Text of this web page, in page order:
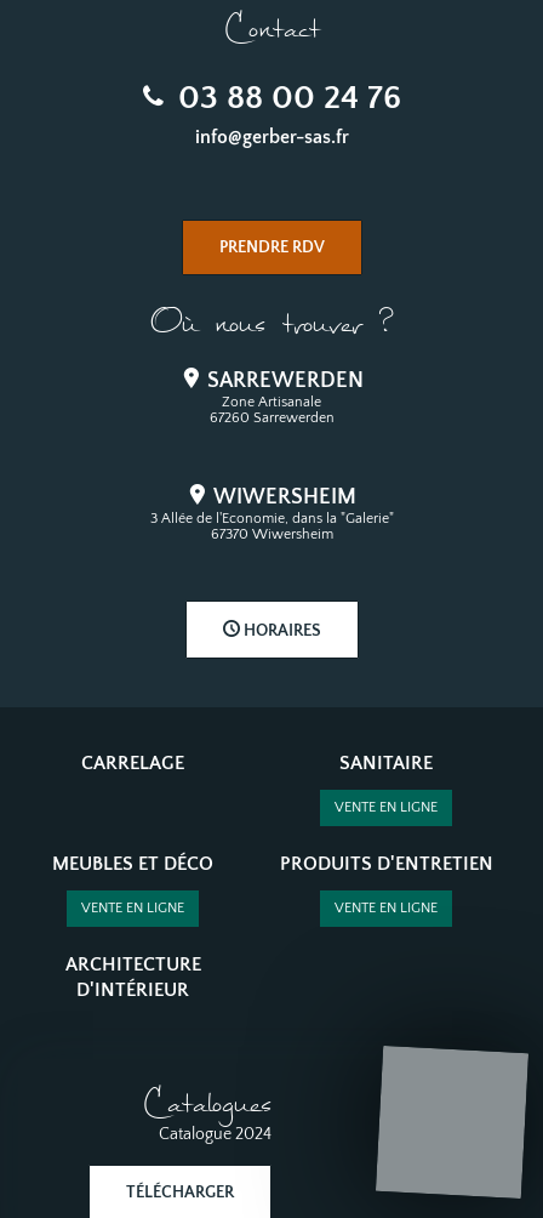
Contact
03 88 00 24 76
info@gerber-sas.fr
PRENDRE RDV
Où nous trouver ?
SARREWERDEN
Zone Artisanale
67260 Sarrewerden
WIWERSHEIM
3 Allée de l'Economie, dans la "Galerie"
67370 Wiwersheim
HORAIRES
CARRELAGE SANITAIRE
VENTE EN LIGNE
MEUBLES ET DÉCO
VENTE EN LIGNE
PRODUITS D'ENTRETIEN
VENTE EN LIGNE
ARCHITECTURE
D'INTÉRIEUR
Catalogues
Catalogue 2024
TÉLÉCHARGER